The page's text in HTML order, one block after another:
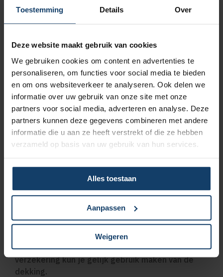
Toestemming Details Over
Deze website maakt gebruik van cookies
We gebruiken cookies om content en advertenties te
personaliseren, om functies voor social media te bieden
en om ons websiteverkeer te analyseren. Ook delen we
informatie over uw gebruik van onze site met onze
partners voor social media, adverteren en analyse. Deze
partners kunnen deze gegevens combineren met andere
informatie die u aan ze heeft verstrekt of die ze hebben
verzameld op basis van uw gebruik van hun services.
Alles toestaan
Aanpassen
Weigeren
10% korting op je aanvullende en
Ontdek meer voordelen
Ruime vergoeding voor fysiotherapie
Gebruik je dit jaar niet al je
behandelingen mee naar volgend jaar.
Naar fysio- en oefentherapie
Geen wachttijd voor orthodontie
Heeft je kind een beugel nodig? Bij een tandarts­
verzekering kun je gelijk gebruik maken van de
dekking.